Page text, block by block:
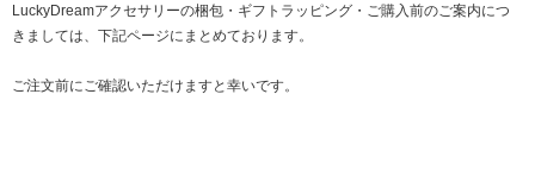
LuckyDreamアクセサリーの梱包・ギフトラッピング・ご購入前のご案内につ
きましては、下記ページにまとめております。
ご注文前にご確認いただけますと幸いです。